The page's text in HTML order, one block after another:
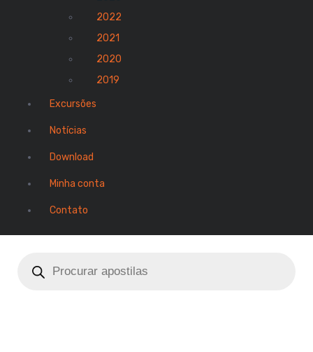
2022
2021
2020
2019
Excursões
Notícias
Download
Minha conta
Contato